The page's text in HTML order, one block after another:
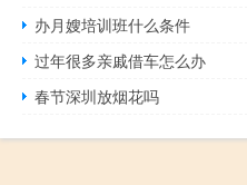
办月嫂培训班什么条件
过年很多亲戚借车怎么办
春节深圳放烟花吗